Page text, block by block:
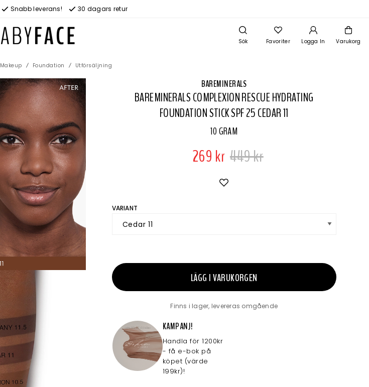
Snabb leverans! 30 dagars retur
Varukorg
Logga In
Favoriter
Sök
Makeup Foundation Utförsäljning
BAREMINERALS
BAREMINERALS COMPLEXION RESCUE HYDRATING
FOUNDATION STICK SPF 25 CEDAR 11
10 GRAM
269 kr 449 kr
VARIANT
LÄGG I VARUKORGEN
Finns i lager, levereras omgående
KAMPANJ!
Handla för 1200kr
- få e-bok på
köpet (värde
199kr)!